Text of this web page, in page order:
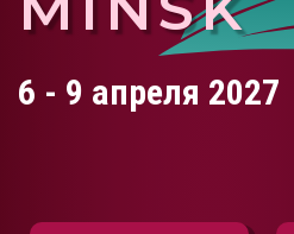
6 - 9 апреля 2027